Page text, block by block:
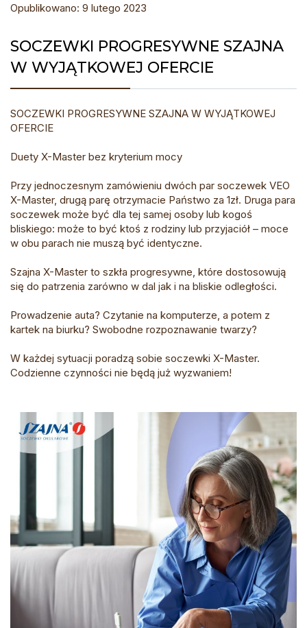
Opublikowano: 9 lutego 2023
SOCZEWKI PROGRESYWNE SZAJNA
W WYJĄTKOWEJ OFERCIE
SOCZEWKI PROGRESYWNE SZAJNA W WYJĄTKOWEJ
OFERCIE
Duety X-Master bez kryterium mocy
Przy jednoczesnym zamówieniu dwóch par soczewek VEO
X-Master, drugą parę otrzymacie Państwo za 1zł. Druga para
soczewek może być dla tej samej osoby lub kogoś
bliskiego: może to być ktoś z rodziny lub przyjaciół – moce
w obu parach nie muszą być identyczne.
Szajna X-Master to szkła progresywne, które dostosowują
się do patrzenia zarówno w dal jak i na bliskie odległości.
Prowadzenie auta? Czytanie na komputerze, a potem z
kartek na biurku? Swobodne rozpoznawanie twarzy?
W każdej sytuacji poradzą sobie soczewki X-Master.
Codzienne czynności nie będą już wyzwaniem!